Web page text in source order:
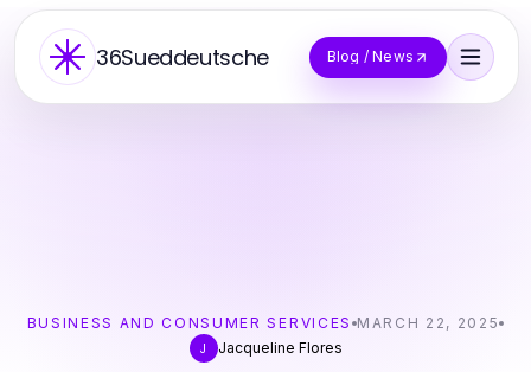
36Sueddeutsche Blog / News
BUSINESS AND CONSUMER SERVICES MARCH 22, 2025
J
Jacqueline Flores